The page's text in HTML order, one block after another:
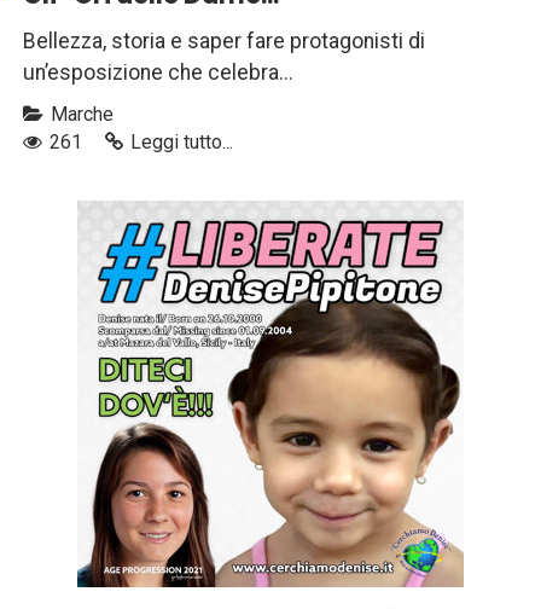
Bellezza, storia e saper fare protagonisti di
un’esposizione che celebra...
Marche
261
Leggi tutto...